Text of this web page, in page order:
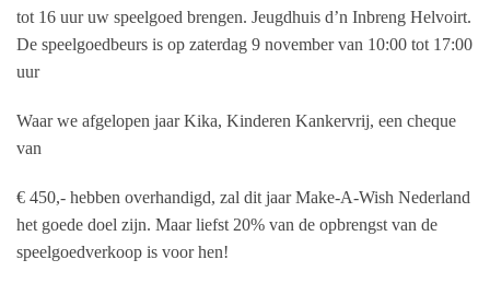
tot 16 uur uw speelgoed brengen. Jeugdhuis d’n Inbreng Helvoirt.
De speelgoedbeurs is op zaterdag 9 november van 10:00 tot 17:00
uur
Waar we afgelopen jaar Kika, Kinderen Kankervrij, een cheque
van
€ 450,- hebben overhandigd, zal dit jaar Make-A-Wish Nederland
het goede doel zijn. Maar liefst 20% van de opbrengst van de
speelgoedverkoop is voor hen!